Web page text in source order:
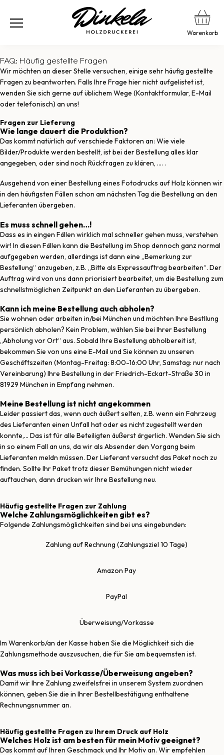
Warenkorb
FAQ: Häufig gestellte Fragen
Wir möchten an dieser Stelle versuchen, einige sehr häufig gestellte
Fragen zu beantworten. Falls Ihre Frage hier nicht aufgelistet ist,
wenden Sie sich gerne auf üblichem Wege (Kontaktformular, E-Mail
oder telefonisch) an uns!
Fragen zur Lieferung
Wie lange dauert die Produktion?
Das kommt natürlich auf verschiede Faktoren an: Wie viele
Bilder/Produkte werden bestellt, ist bei der Bestellung alles klar
angegeben, oder sind noch Rückfragen zu klären, …. .
Ausgehend von einer Bestellung eines Fotodrucks auf Holz können wir
in den häufigsten Fällen schon am nächsten Tag die Bestellung an den
Lieferanten übergeben.
Es muss schnell gehen…!
Dass es in eingen Fällen wirklich mal schneller gehen muss, verstehen
wir! In diesen Fällen kann die Bestellung im Shop dennoch ganz normal
aufgegeben werden, allerdings ist dann eine „Bemerkung zur
Bestellung“ anzugeben, z.B. „Bitte als Expressauftrag bearbeiten“. Der
Auftrag wird von uns dann priorisiert bearbeitet, um die Bestellung zum
schnellstmöglichen Zeitpunkt an den Lieferanten zu übergeben.
Kann ich meine Bestellung auch abholen?
Sie wohnen oder arbeiten in/bei München und möchten Ihre Bestllung
persönlich abholen? Kein Problem, wählen Sie bei Ihrer Bestellung
„Abholung vor Ort“ aus. Sobald Ihre Bestellung abholbereit ist,
bekommen Sie von uns eine E-Mail und Sie können zu unseren
Geschäftszeiten (Montag-Freitag: 8:00-16:00 Uhr, Samstag: nur nach
Vereinbarung) Ihre Bestellung in der Friedrich-Eckart-Straße 30 in
81929 München in Empfang nehmen.
Meine Bestellung ist nicht angekommen
Leider passiert das, wenn auch äußert selten, z.B. wenn ein Fahrzeug
des Lieferanten einen Unfall hat oder es nicht zugestellt werden
konnte,… Das ist für alle Beteiligten äußerst ärgerlich. Wenden Sie sich
in so einem Fall an uns, da wir als Absender den Vorgang beim
Lieferanten meldn müssen. Der Lieferant versucht das Paket noch zu
finden. Sollte Ihr Paket trotz dieser Bemühungen nicht wieder
auftauchen, dann drucken wir Ihre Bestellung neu.
Häufig gestellte Fragen zur Zahlung
Welche Zahlungsmöglichkeiten gibt es?
Folgende Zahlungsmöglichkeiten sind bei uns eingebunden:
Zahlung auf Rechnung (Zahlungsziel 10 Tage)
Amazon Pay
PayPal
Überweisung/Vorkasse
Im Warenkorb/an der Kasse haben Sie die Möglichkeit sich die
Zahlungsmethode auszusuchen, die für Sie am bequemsten ist.
Was muss ich bei Vorkasse/Überweisung angeben?
Damit wir Ihre Zahlung zweifelsfrei in unserem System zuordnen
können, geben Sie die in Ihrer Bestellbestätigung enthaltene
Rechnungsnummer an.
Häufig gestellte Fragen zu Ihrem Druck auf Holz
Welches Holz ist am besten für mein Motiv geeignet?
Das kommt auf Ihren Geschmack und Ihr Motiv an. Wir empfehlen